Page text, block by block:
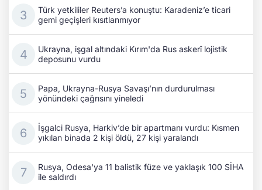
Türk yetkililer Reuters’a konuştu: Karadeniz’e ticari
gemi geçişleri kısıtlanmıyor
Ukrayna, işgal altındaki Kırım'da Rus askerî lojistik
deposunu vurdu
Papa, Ukrayna-Rusya Savaşı’nın durdurulması
yönündeki çağrısını yineledi
İşgalci Rusya, Harkiv’de bir apartmanı vurdu: Kısmen
yıkılan binada 2 kişi öldü, 27 kişi yaralandı
Rusya, Odesa'ya 11 balistik füze ve yaklaşık 100 SİHA
ile saldırdı